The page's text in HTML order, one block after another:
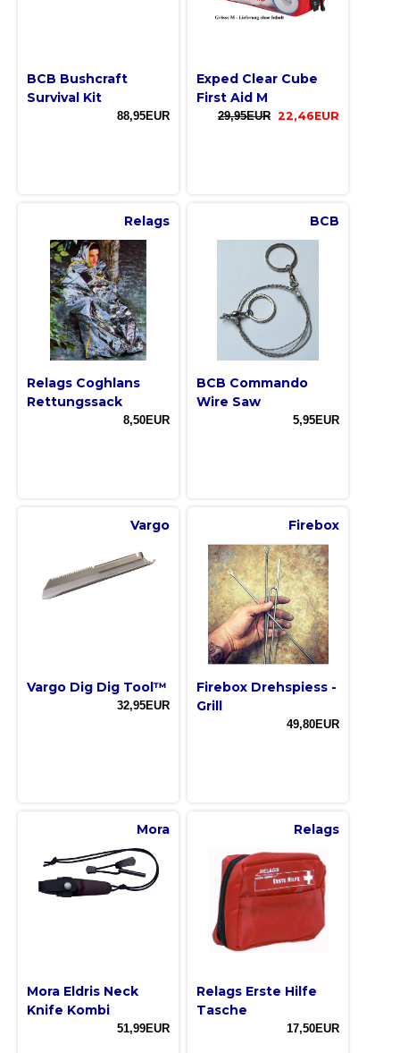
BCB Bushcraft
Survival Kit
88,95EUR
Exped Clear Cube
First Aid M
29,95EUR 22,46EUR
Relags
Relags Coghlans
Rettungssack
8,50EUR
BCB
BCB Commando
Wire Saw
5,95EUR
Vargo
Vargo Dig Dig Tool™
32,95EUR
Firebox
Firebox Drehspiess -
Grill
49,80EUR
Mora
Mora Eldris Neck
Knife Kombi
51,99EUR
Relags
Relags Erste Hilfe
Tasche
17,50EUR